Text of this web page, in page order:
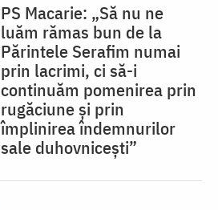
PS Macarie: „Să nu ne
luăm rămas bun de la
Părintele Serafim numai
prin lacrimi, ci să-i
continuăm pomenirea prin
rugăciune și prin
împlinirea îndemnurilor
sale duhovnicești”